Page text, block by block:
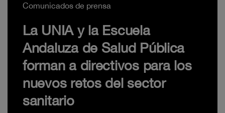
Comunicados de prensa
La UNIA y la Escuela
Andaluza de Salud Pública
forman a directivos para los
nuevos retos del sector
sanitario